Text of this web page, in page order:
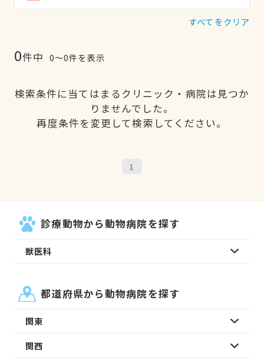
すべてをクリア
0件中 0〜0件を表示
検索条件に当てはまるクリニック・病院は見つか
りませんでした。
再度条件を変更して検索してください。
1
診療動物から動物病院を探す
獣医科
都道府県から動物病院を探す
関東
関西